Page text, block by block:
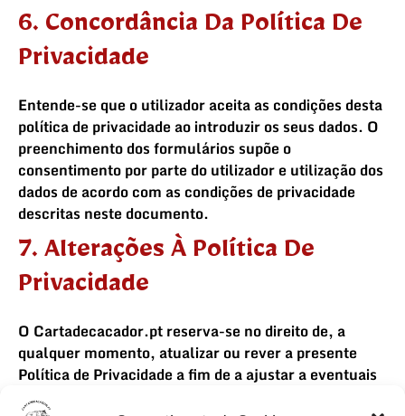
6. Concordância Da Política De
Privacidade
Entende-se que o utilizador aceita as condições desta
política de privacidade ao introduzir os seus dados. O
preenchimento dos formulários supõe o
consentimento por parte do utilizador e utilização dos
dados de acordo com as condições de privacidade
descritas neste documento.
7. Alterações À Política De
Privacidade
O Cartadecacador.pt reserva-se no direito de, a
qualquer momento, atualizar ou rever a presente
Política de Privacidade a fim de a ajustar a eventuais
alterações legislativas e/ou outras condicionantes.